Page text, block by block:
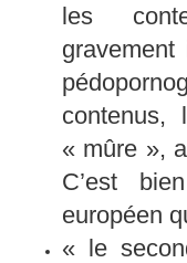
les
contenus,
« mûre »,
C’est
européen
« le